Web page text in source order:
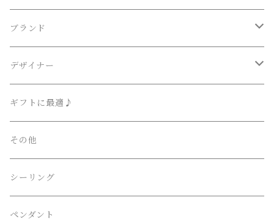
その他
ブランド
Lighting Art Gallery
AKARI （尾関・オゼキ）
Artemide （アルテミデ）
FLOS （フロス）
Herman Miller （ハーマンミラー）
デザイナー
Ettore Sottsass / エットレ・ソットサス
Isamu Noguchi / イサム・ノグチ
Philippe Starck / フィリップ・スタルク
伊東豊雄 / Toyo・Ito
ギフトに最適♪
その他
シーリング
ペンダント